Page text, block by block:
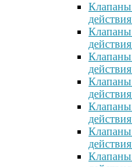
Клапаны
Клапаны
Клапаны
Клапаны
Клапаны
Клапаны
Клапаны